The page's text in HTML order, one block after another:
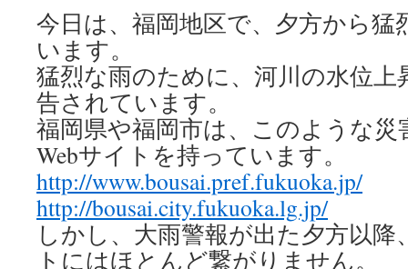
今日は、福岡地区で、夕方から猛
います。
猛烈な雨のために、河川の水位上
告されています。
福岡県や福岡市は、このような災
Webサイトを持っています。
http://www.bousai.pref.fukuoka.jp/
http://bousai.city.fukuoka.lg.jp/
しかし、大雨警報が出た夕方以降
トにはほとんど繋がりません。